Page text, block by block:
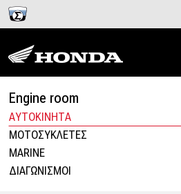
Engine room
ΑΥΤΟΚΙΝΗΤΑ
ΜΟΤΟΣΥΚΛΕΤΕΣ
MARINE
ΔΙΑΓΩΝΙΣΜΟΙ